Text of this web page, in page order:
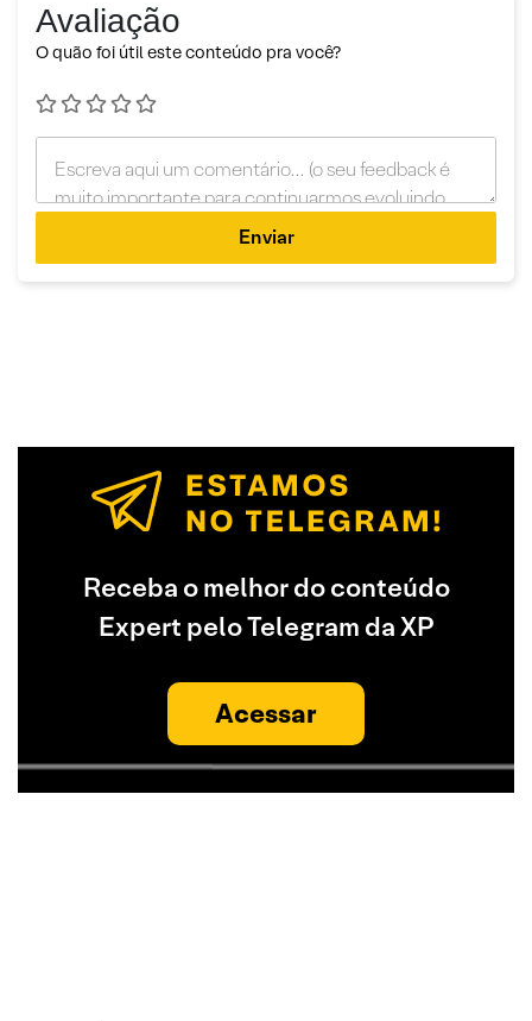
Avaliação
O quão foi útil este conteúdo pra você?
Enviar
Receba o melhor do conteúdo
Expert pelo Telegram da XP
Acessar